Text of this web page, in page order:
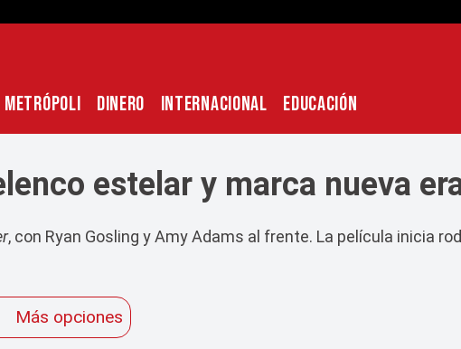
METRÓPOLI DINERO INTERNACIONAL EDUCACIÓN
estelar y marca nueva
, con Ryan Gosling y Amy Adams al frente. La película inicia
Más opciones